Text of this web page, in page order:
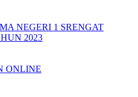
NEGERI 1 SRENGAT
2023
ONLINE